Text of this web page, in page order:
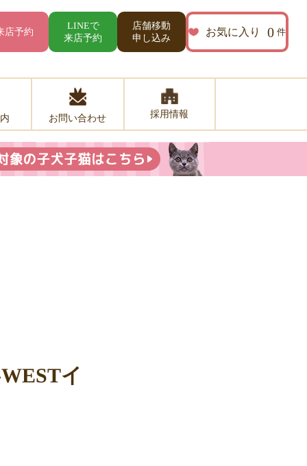
店予約
LINEで
来店予約
店舗移動
申し込み
お気に入り 0 件
お問い合わせ 採用情報
イ